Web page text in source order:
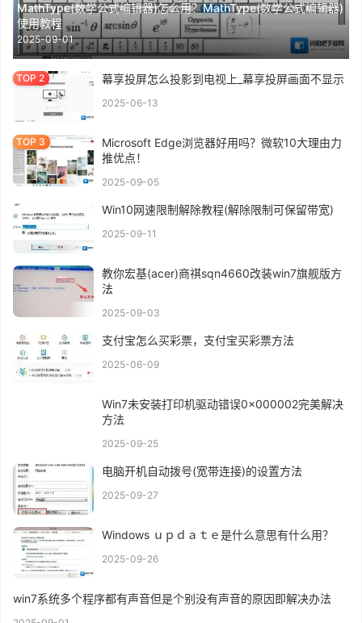
MathType(数学公式编辑器)怎么用？MathType(数学公式编辑器)
使用教程
2025-09-01
幕享投屏怎么投影到电视上_幕享投屏画面不显示
2025-06-13
Microsoft Edge浏览器好用吗？微软10大理由力
推优点！
2025-09-05
Win10网速限制解除教程(解除限制可保留带宽)
2025-09-11
教你宏基(acer)商祺sqn4660改装win7旗舰版方
法
2025-09-03
支付宝怎么买彩票，支付宝买彩票方法
2025-06-09
Win7未安装打印机驱动错误0x000002完美解决
方法
2025-09-25
电脑开机自动拨号(宽带连接)的设置方法
2025-09-27
Windows ｕｐｄａｔｅ是什么意思有什么用？
2025-09-26
win7系统多个程序都有声音但是个别没有声音的原因即解决办法